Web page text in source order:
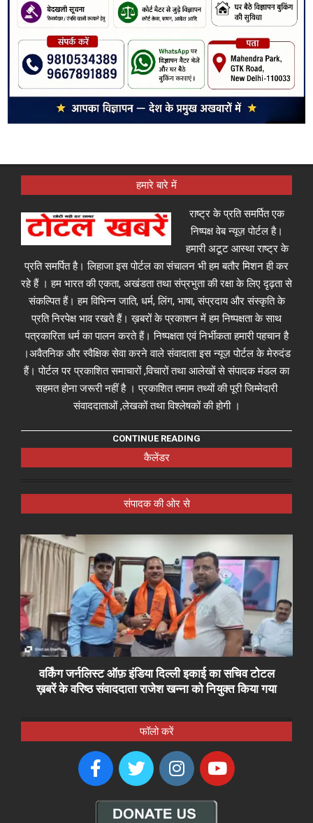
हमारे बारे में
राष्ट्र के प्रति समर्पित एक
निष्पक्ष वेब न्यूज़ पोर्टल है।
हमारी अटूट आस्था राष्ट्र के
प्रति समर्पित है। लिहाजा इस पोर्टल का संचालन भी हम बतौर मिशन ही कर
रहे हैं । हम भारत की एकता, अखंडता तथा संप्रभुता की रक्षा के लिए दृढ़ता से
संकल्पित हैं। हम विभिन्न जाति, धर्म, लिंग, भाषा, संप्रदाय और संस्कृति के
प्रति निरपेक्ष भाव रखते हैं। ख़बरों के प्रकाशन में हम निष्पक्षता के साथ
पत्रकारिता धर्म का पालन करते हैं। निष्पक्षता एवं निर्भीकता हमारी पहचान है
।अवैतनिक और स्वैक्षिक सेवा करने वाले संवादाता इस न्यूज़ पोर्टल के मेरुदंड
हैं। पोर्टल पर प्रकाशित समाचारों ,विचारों तथा आलेखों से संपादक मंडल का
सहमत होना जरूरी नहीं है । प्रकाशित तमाम तथ्यों की पूरी जिम्मेदारी
संवाददाताओं ,लेखकों तथा विश्लेषकों की होगी ।
CONTINUE READING
कैलेंडर
संपादक की ओर से
वर्किंग जर्नलिस्ट ऑफ़ इंडिया दिल्ली इकाई का सचिव टोटल
ख़बरें के वरिष्ठ संवाददाता राजेश खन्ना को नियुक्त किया गया
फॉलो करें